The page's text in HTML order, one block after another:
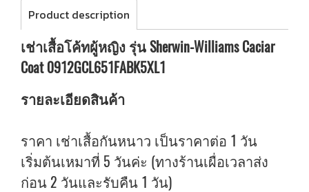
Product description
เช่าเสื้อโค้ทผู้หญิง รุ่น Sherwin-Williams Caciar
Coat 0912GCL651FABK5XL1
รายละเอียดสินค้า
ราคา เช่าเสื้อกันหนาว เป็นราคาต่อ 1 วัน
เริ่มต้นเหมาที่ 5 วันค่ะ (ทางร้านเผื่อเวลาส่ง
ก่อน 2 วันและรับคืน 1 วัน)